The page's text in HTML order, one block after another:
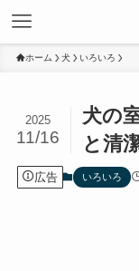
ホーム 犬 いろいろ
犬の
と清
2025
11/16
広告 いろいろ